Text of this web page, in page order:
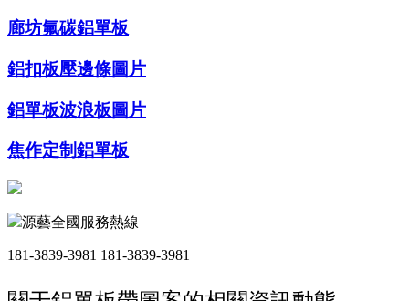
廊坊氟碳鋁單板
鋁扣板壓邊條圖片
鋁單板波浪板圖片
焦作定制鋁單板
源藝全國服務熱線
181-3839-3981 181-3839-3981